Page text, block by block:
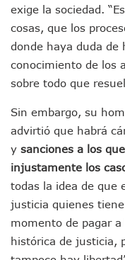
Llegan
Donald
SEP
Tráfico
SAT
exige la sociedad.
cosas, que los
donde haya duda de
conocimiento de los
sobre todo que
Sin embargo, su
advirtió que habrá
y sanciones a los
injustamente los
todas la idea de que
justicia quienes
momento de pagar
histórica de justicia,